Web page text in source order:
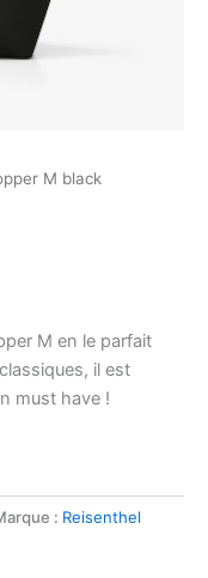
M black
M en le parfait
il est
must have !
: Reisenthel